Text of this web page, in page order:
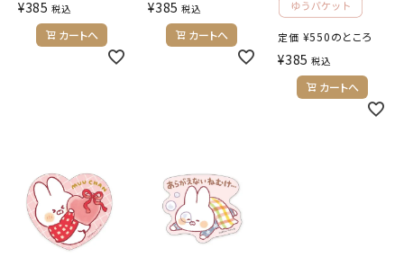
¥385 税込
カートへ
¥385 税込
カートへ 定価 ¥550のところ
¥385 税込
カートへ